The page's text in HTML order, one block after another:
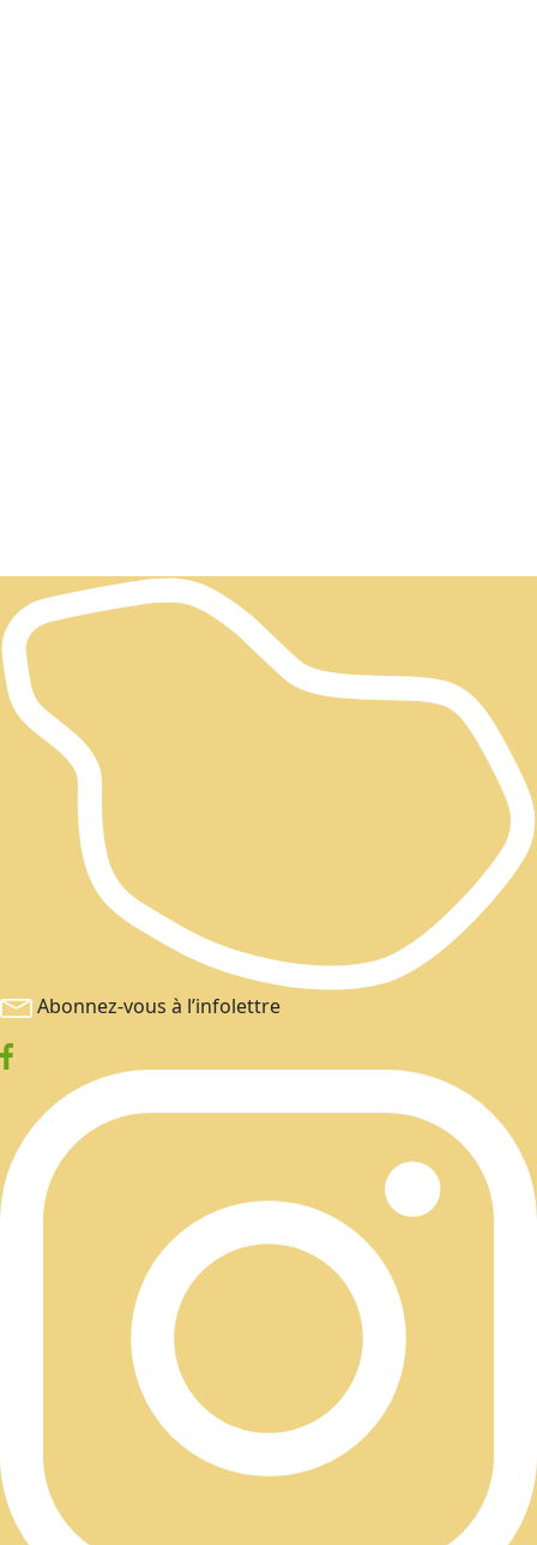
Abonnez-vous à l’infolettre